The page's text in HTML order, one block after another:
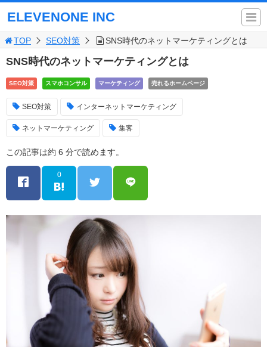
ELEVENONE INC
TOP SEO対策 SNS時代のネットマーケティングとは
SNS時代のネットマーケティングとは
SEO対策 スマホコンサル マーケティング 売れるホームページ
SEO対策 インターネットマーケティング
ネットマーケティング 集客
この記事は約 6 分で読めます。
0